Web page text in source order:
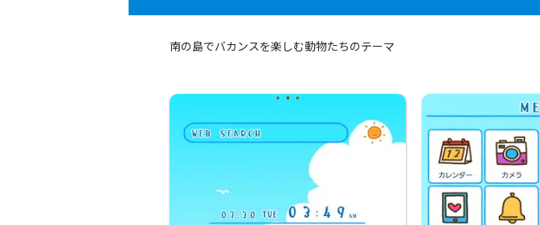
南の島でバカンスを楽しむ動物たちのテーマ